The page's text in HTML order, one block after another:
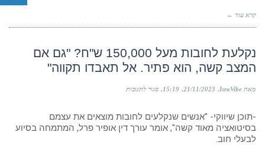
אופיר
יעזור
למחוק
חובות
דף
קרא עוד ←
נקלעת לחובות מעל 150,000 ש"ח? "גם אם
המצב קשה, הוא פתיר. אל תאבדו תקווה"
מאת IsraVibe 21/11/2023
15:19 סגור לתגובותעל
מעל
150,000
-תוכן שיווקי- "אנשים שנקלעים לחובות מוצאים את עצמם
בסיטואציה מאוד קשה", אומר עורך דין אופיר פרל, המתמחה בסיוע
לבעלי חוב.